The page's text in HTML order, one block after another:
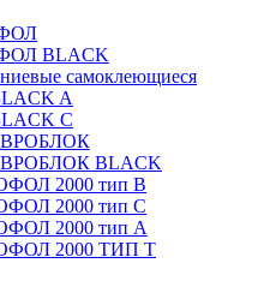
BLACK
самоклеющиеся
A
С
BLACK
2000 тип B
2000 тип C
2000 тип А
2000 ТИП Т